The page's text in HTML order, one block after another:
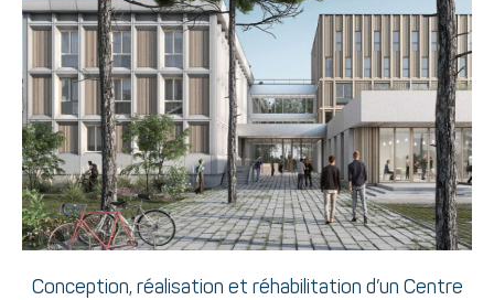
Conception, réalisation et réhabilitation d’un Centre